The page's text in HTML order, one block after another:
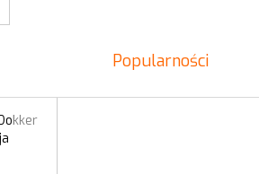
Popularności